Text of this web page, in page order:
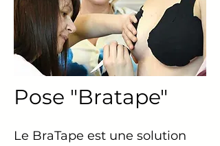
Pose "Bratape"
Le BraTape est une solution